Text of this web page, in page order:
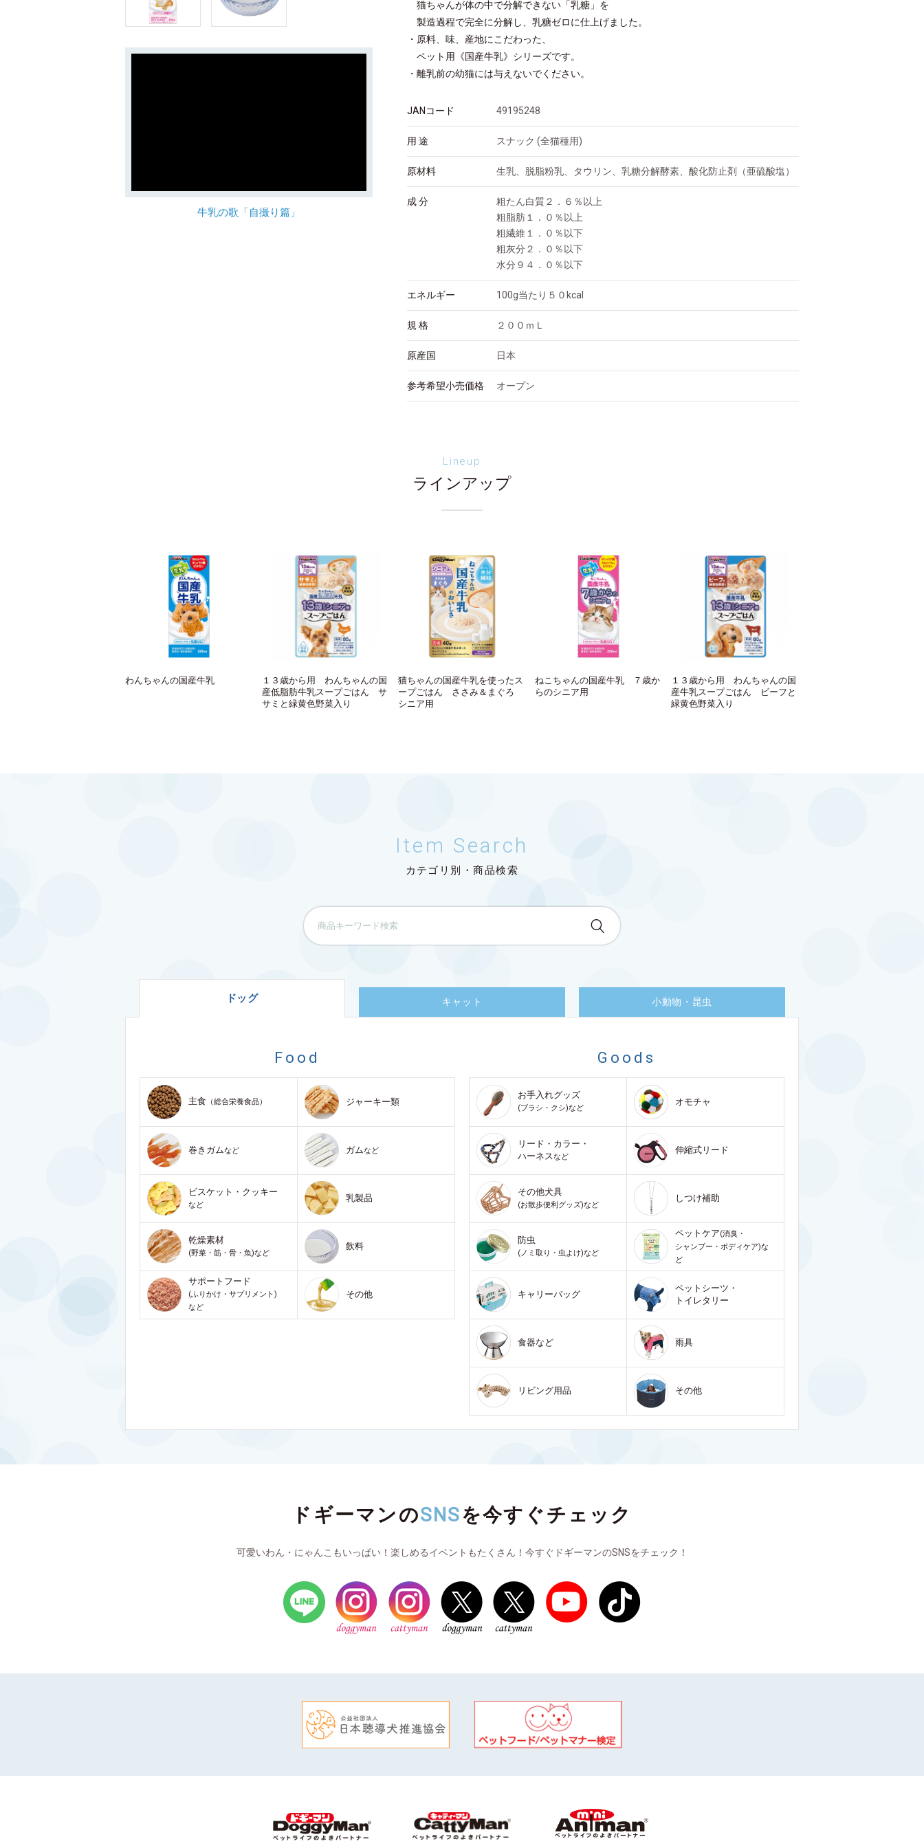
牛乳の歌「自撮り篇」
猫ちゃんが体の中で分解できない「乳糖」を
製造過程で完全に分解し、乳糖ゼロに仕上げました。
・原料、味、産地にこだわった、
ペット用《国産牛乳》シリーズです。
・離乳前の幼猫には与えないでください。
JANコード 49195248
用 途 スナック (全猫種用)
原材料 生乳、脱脂粉乳、タウリン、乳糖分解酵素、酸化防止剤（亜硫酸塩）
成 分
粗たん白質２．６％以上
粗脂肪１．０％以上
粗繊維１．０％以下
粗灰分２．０％以下
水分９４．０％以下
エネルギー 100g当たり５０kcal
規 格 ２００ｍＬ
原産国 日本
参考希望小売価格 オープン
Lineup
ラインアップ
わんちゃんの国産牛乳
１３歳から用 わんちゃんの国
産低脂肪牛乳スープごはん サ
サミと緑黄色野菜入り
猫ちゃんの国産牛乳を使ったス
ープごはん ささみ＆まぐろ
シニア用
ねこちゃんの国産牛乳 ７歳か
らのシニア用
１３歳から用 わんちゃんの国
産牛乳スープごはん ビーフと
緑黄色野菜入り
Item Search
カテゴリ別・商品検索
ドッグ キャット 小動物・昆虫
Food
主食 （総合栄養食品） ジャーキー類
巻きガムなど ガムなど
ビスケット・クッキー
など
乳製品
乾燥素材
(野菜・筋・骨・魚)など
飲料
サポートフード
(ふりかけ・サプリメント)
など
その他
Goods
お手入れグッズ
(ブラシ・クシ)など
オモチャ
リード・カラー・
ハーネスなど
伸縮式リード
その他犬具
(お散歩便利グッズ)など
しつけ補助
防虫
(ノミ取り・虫よけ)など
ペットケア(消臭・
シャンプー・ボディケア)な
ど
キャリーバッグ
ペットシーツ・
トイレタリー
食器など 雨具
リビング用品 その他
ドギーマンのSNSを今すぐチェック
可愛いわん・にゃんこもいっぱい！楽しめるイベントもたくさん！今すぐドギーマンのSNSをチェック！